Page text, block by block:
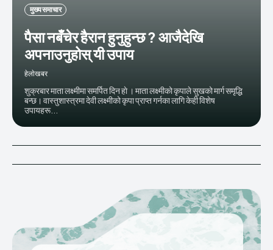
मुख्य समाचार
पैसा नबँचेर हैरान हुनुहुन्छ ? आजैदेखि
अपनाउनुहोस् यी उपाय
हेलाेखबर
शुक्रबार माता लक्ष्मीमा समर्पित दिन हाे । माता लक्ष्मीको कृपाले सुखको मार्ग समृद्धि
बन्छ। वास्तुशास्त्रमा देवी लक्ष्मीको कृपा प्राप्त गर्नका लागि केही विशेष
उपायहरू...